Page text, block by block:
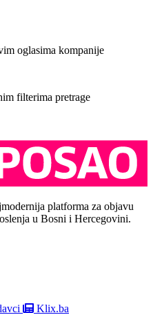
oglasima kompanije
filterima pretrage
platforma za objavu
u Bosni i Hercegovini.
Klix.ba